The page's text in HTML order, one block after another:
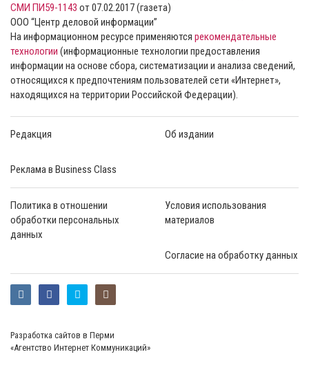
СМИ ПИ59-1143 от 07.02.2017 (газета)
ООО “Центр деловой информации”
На информационном ресурсе применяются рекомендательные
технологии (информационные технологии предоставления
информации на основе сбора, систематизации и анализа сведений,
относящихся к предпочтениям пользователей сети «Интернет»,
находящихся на территории Российской Федерации).
Редакция Об издании
Реклама в Business Class
Политика в отношении
обработки персональных
данных
Условия использования
материалов
Согласие на обработку данных
Разработка сайтов в Перми
«Агентство Интернет Коммуникаций»